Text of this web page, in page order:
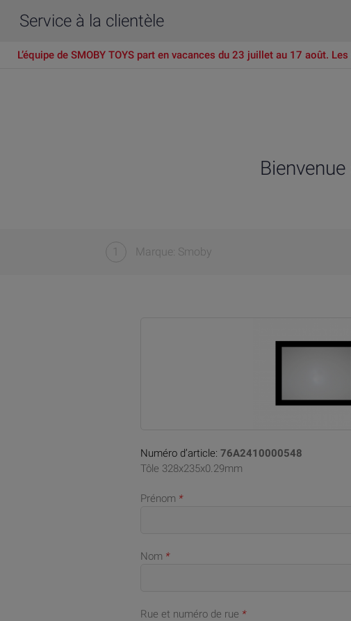
Service à la clientèle
L’équipe de SMOBY TOYS part en vacances du 23 juillet au 17 août.
1 Marque: Smoby
Numéro d’article:76A2410000548
Tôle 328x235x0.29mm
Prénom *
Nom *
Rue et numéro de rue *